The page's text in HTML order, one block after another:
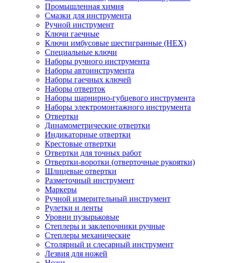
Промышленная химия
Смазки для инструмента
Ручной инструмент
Ключи гаечные
Ключи имбусовые шестигранные (HEX)
Специальные ключи
Наборы ручного инструмента
Наборы автоинструмента
Наборы гаечных ключей
Наборы отверток
Наборы шарнирно-губцевого инструмента
Наборы электромонтажного инструмента
Отвертки
Динамометрические отвертки
Индикаторные отвертки
Крестовые отвертки
Отвертки для точных работ
Отвертки-воротки (отверточные рукоятки)
Шлицевые отвертки
Разметочный инструмент
Маркеры
Ручной измерительный инструмент
Рулетки и ленты
Уровни пузырьковые
Степлеры и заклепочники ручные
Степлеры механические
Столярный и слесарный инструмент
Лезвия для ножей